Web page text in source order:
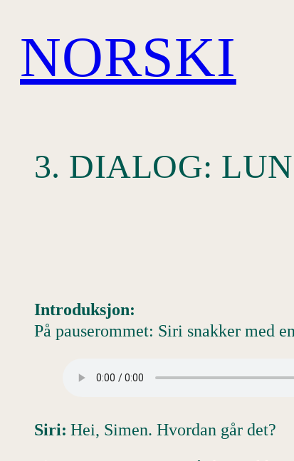
innhold
NORSKI
3. DIALOG:
Introduksjon:
På pauserommet: Siri snakker med
Siri: Hei, Simen. Hvordan går det?